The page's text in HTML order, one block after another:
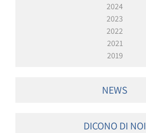
2024
2023
2022
2021
2019
NEWS
DICONO DI NOI